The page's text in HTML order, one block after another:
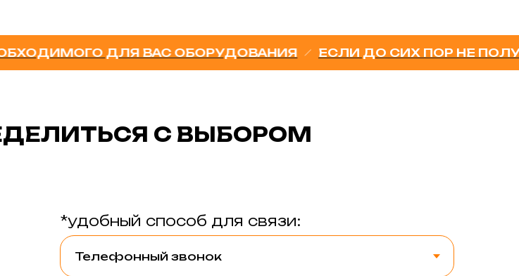
ДЛЯ ВАС ОБОРУДОВАНИЯ ЕСЛИ ДО СИХ ПОР НЕ
С ВЫБОРОМ
*удобный способ для связи: